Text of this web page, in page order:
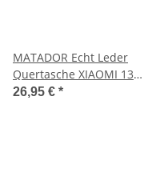
MATADOR Echt Leder
Quertasche XIAOMI 13
Magnetverschluss Schwarz
26,95 € *